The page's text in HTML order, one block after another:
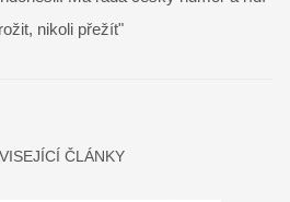
nikoli přežít"
ČLÁNKY